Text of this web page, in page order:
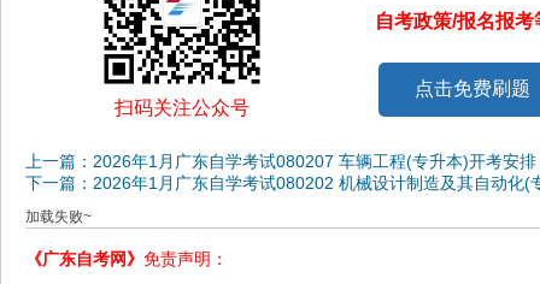
扫码关注公众号
自考政策/报名报
点击免费刷题
上一篇：2026年1月广东自学考试080207 车辆工程(专升本)开考安排
下一篇：2026年1月广东自学考试080202 机械设计制造及其自动化(
加载失败~
《广东自考网》 免责声明：